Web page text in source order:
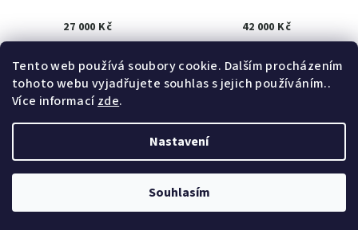
Tento web používá soubory cookie. Dalším procházením
tohoto webu vyjadřujete souhlas s jejich používáním..
Více informacízde.
Nastavení
Souhlasím
27 000 Kč
K prodeji(1 ks)
Do košíku
42 000 Kč
K prodeji(1 ks)
Detail
Vytvořil Shoptet